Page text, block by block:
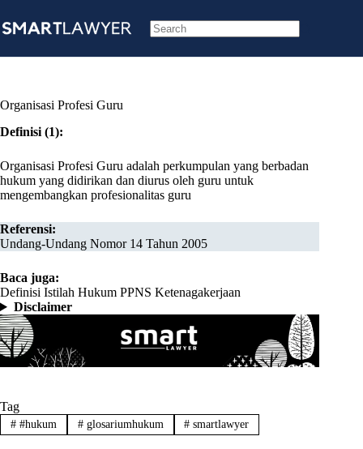
to
content
results
Organisasi Profesi Guru
Definisi (1):
Organisasi Profesi Guru adalah perkumpulan yang berbadan
hukum yang didirikan dan diurus oleh guru untuk
mengembangkan profesionalitas guru
Referensi:
Undang-Undang Nomor 14 Tahun 2005
Baca juga:
Definisi Istilah Hukum PPNS Ketenagakerjaan
Disclaimer
Tag
##hukum #glosariumhukum # smartlawyer